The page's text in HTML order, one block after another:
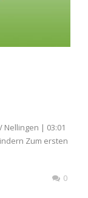
Nellingen | 03:01
Zum ersten
0